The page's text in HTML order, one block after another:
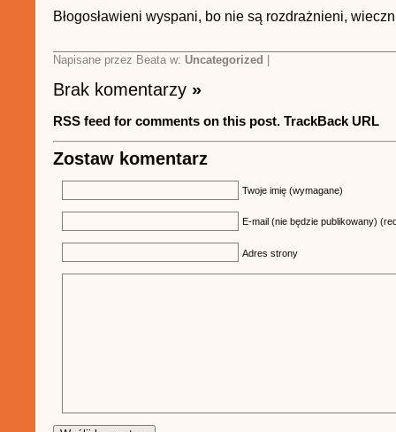
Błogosławieni wyspani, bo nie są rozdrażnieni,
Napisane przez Beata w: Uncategorized
Brak komentarzy »
RSS feed for comments on this post. TrackBack URL
Zostaw komentarz
Twoje imię (wymagane)
E-mail (nie będzie publikowany)
Adres strony